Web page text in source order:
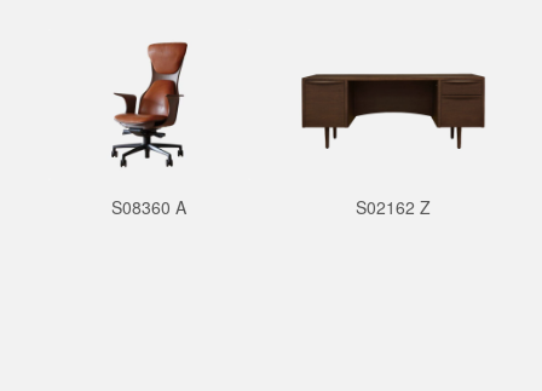
S08360 A S02162 Z